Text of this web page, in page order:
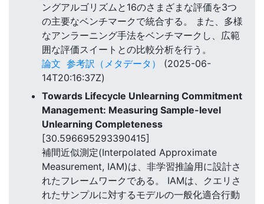
ングアルゴリズムと16のさまざまな評価を3つ
の主要なベンチマークで統合する。 また、多様
なアンラーニング手法をベンチマークし、広範
囲な評価スイートとの比較分析を行う。
論文 参考訳（メタデータ）
(2025-06-
14T20:16:37Z)
Towards Lifecycle Unlearning Commitment
Management: Measuring Sample-level
Unlearning Completeness
[30.596695293390415]
補間近似測定(Interpolated Approximate
Measurement, IAM)は、非学習推論用に設計さ
れたフレームワークである。 IAMは、クエリさ
れたサンプルに対するモデルの一般化適合行動